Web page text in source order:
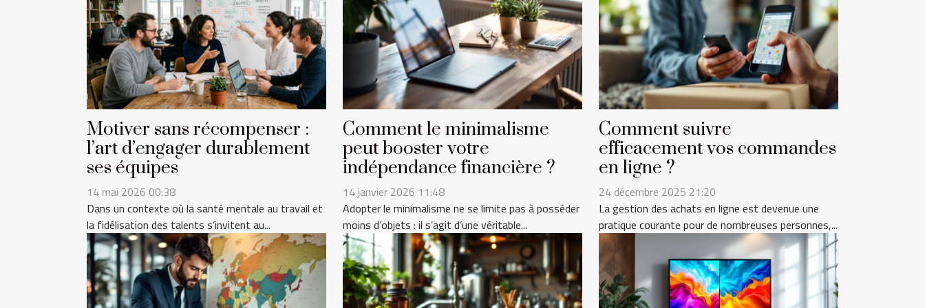
Motiver sans récompenser :
l’art d’engager durablement
ses équipes
14 mai 2026 00:38
Dans un contexte où la santé mentale au travail et
la fidélisation des talents s’invitent au...
Comment le minimalisme
peut booster votre
indépendance financière ?
14 janvier 2026 11:48
Adopter le minimalisme ne se limite pas à posséder
moins d’objets : il s’agit d’une véritable...
Comment suivre
efficacement vos commandes
en ligne ?
24 décembre 2025 21:20
La gestion des achats en ligne est devenue une
pratique courante pour de nombreuses personnes,...